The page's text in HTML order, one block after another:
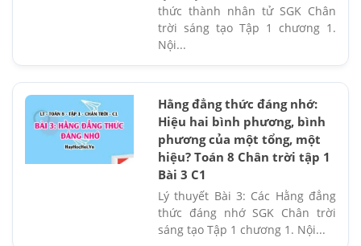
thức thành nhân tử SGK Chân
trời sáng tạo Tập 1 chương 1.
Nội...
Hằng đẳng thức đáng nhớ:
Hiệu hai bình phương, bình
phương của một tổng, một
hiệu? Toán 8 Chân trời tập 1
Bài 3 C1
Lý thuyết Bài 3: Các Hằng đẳng
thức đáng nhớ SGK Chân trời
sáng tạo Tập 1 chương 1. Nội...